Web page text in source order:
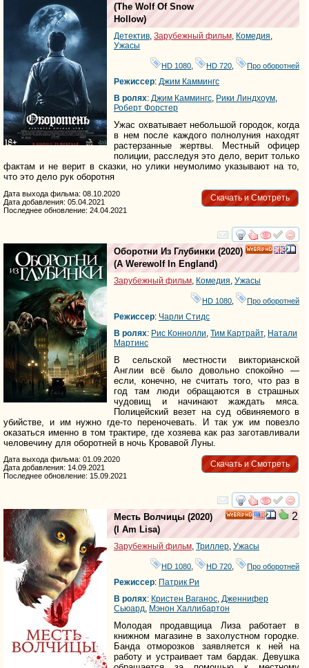
(The Wolf Of Snow
Hollow)
Детектив, Зарубежный фильм, Комедия,
Ужасы
HD 1080 HD 720 Про оборотней
Режиссер: Джим Каммингс
В ролях: Джим Каммингс, Рики Линдхоум,
Роберт Форстер
Ужас охватывает небольшой городок, когда
в нем после каждого полнолуния находят
растерзанные жертвы. Местный офицер
полиции, расследуя это дело, верит только
фактам и не верит в сказки, но улики неумолимо указывают на то,
что это дело рук оборотня
Скачать и Смотреть
Дата выхода фильма: 08.10.2020
Дата добавления: 05.04.2021
Последнее обновление: 24.04.2021
смотреть
Оборотни Из Глубинки (2020)
(A Werewolf In England)
Зарубежный фильм Комедия Ужасы
HD 1080 Про оборотней
Режиссер: Чарли Стидс
В ролях: Рис Коннолли Тим Картрайт, Натали
Мартинс
В сельской местности викторианской
Англии всё было довольно спокойно —
если, конечно, не считать того, что раз в
год там люди обращаются в страшных
чудовищ и начинают жаждать мяса.
Полицейский везет на суд обвиняемого в
убийстве, и им нужно где-то переночевать. И так уж им повезло
оказаться именно в том трактире, где хозяева как раз заготавливали
человечину для оборотней в ночь Кровавой Луны.
Скачать и Смотреть
Дата выхода фильма: 01.09.2020
Дата добавления: 14.09.2021
Последнее обновление: 15.09.2021
смотреть
2
Месть Волчицы (2020)
(I Am Lisa)
Зарубежный фильм, Триллер, Ужасы
HD 1080, HD 720, Про оборотней
Режиссер: Патрик Ри
В ролях: Кристен Ваганос, Дженнифер
Сьюард, Мэнон Халлибартон
Молодая продавщица Лиза работает в
книжном магазине в захолустном городке.
Банда отморозков заявляется к ней на
работу и устраивает там бардак. Девушка